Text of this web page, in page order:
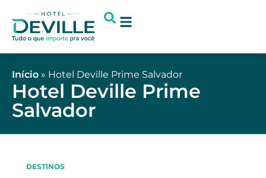
Início » Hotel Deville Prime Salvador
Hotel Deville Prime
Salvador
DESTINOS